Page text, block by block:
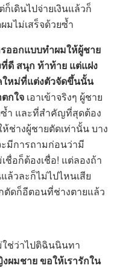
เดินไปจ่ายเงินแล้วก็
มไม่เสร็จด้วยซ้ำ
ออกแบบทำผมให้ผู้ชาย
ดี สนุก ท้าท้าย แต่แฝง
ใหม่ที่แต่งตัวจัดขึ้นนั้น
กใจ เอาเข้าจริงๆ ผู้ชาย
ำ และที่สำคัญที่สุดต้อง
ช่างผู้ชายตัดเท่านั้น บาง
มีการถามก่อนว่ามี
อก็ต้องเชื่อ! แต่ลองถ้า
ล้วละก็ไม่ไปไหนเสีย
ตัดก็อีตอนที่ช่างตายแล้ว
ช่ว่าไปติฉินนินทา
ผมชาย ขอให้เรารักใน